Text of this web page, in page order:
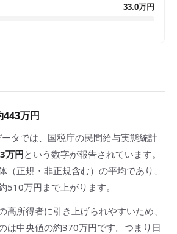
33.0万円
443万円
タでは、国税庁の民間給与実態統計
万円という数字が報告されています。
（正規・非正規含む）の平均であり、
510万円まで上がります。
高所得者に引き上げられやすいため、
は中央値の約370万円です。つまり日